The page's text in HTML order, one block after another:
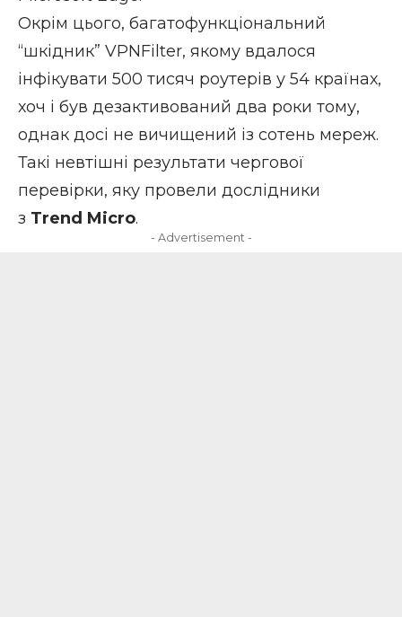
Окрім цього, багатофункціональний
“шкідник” VPNFilter, якому вдалося
інфікувати 500 тисяч роутерів у 54 країнах,
хоч і був дезактивований два роки тому,
однак досі не вичищений із сотень мереж.
Такі невтішні результати чергової
перевірки, яку провели дослідники
з Trend Micro.
- Advertisement -